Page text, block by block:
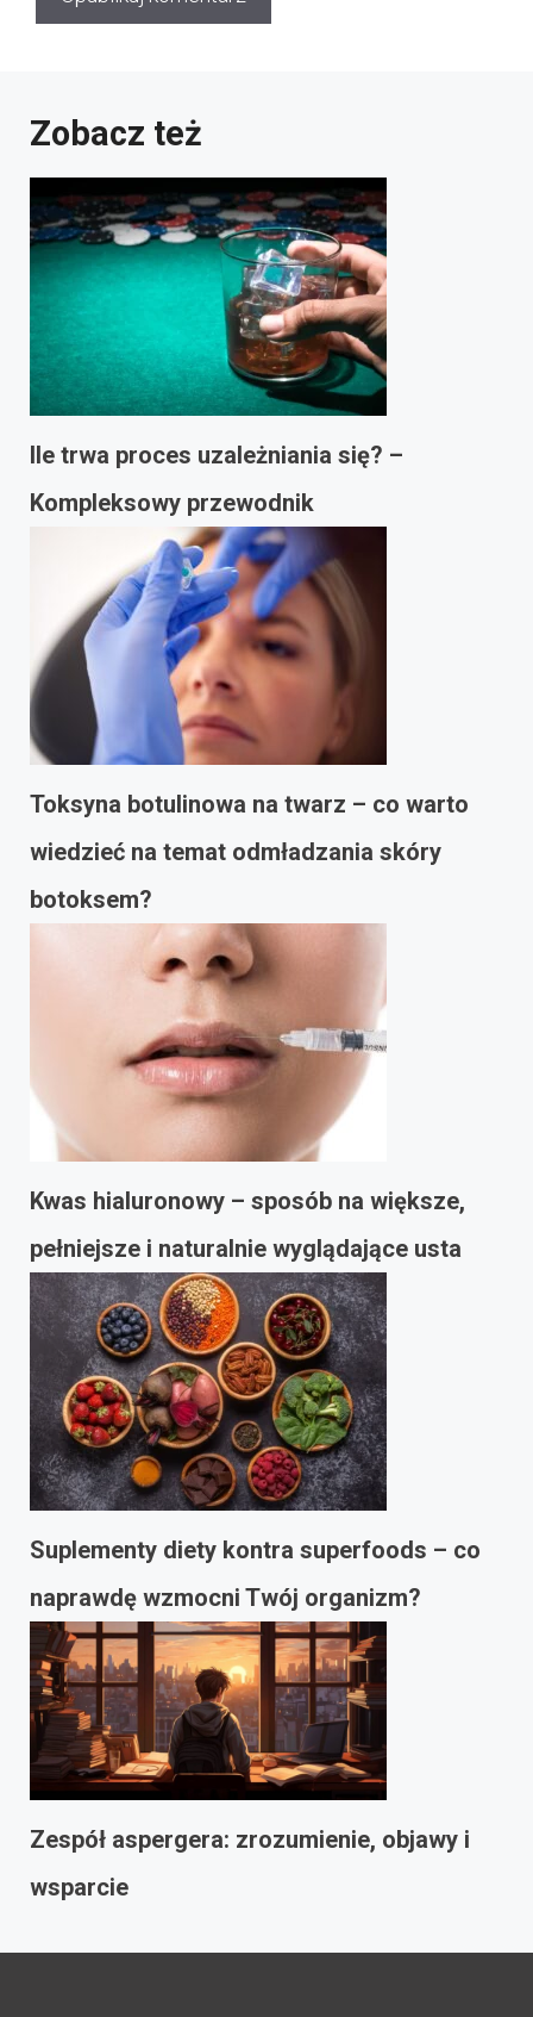
Zobacz też
Ile trwa proces uzależniania się? –
Kompleksowy przewodnik
Toksyna botulinowa na twarz – co warto
wiedzieć na temat odmładzania skóry
botoksem?
Kwas hialuronowy – sposób na większe,
pełniejsze i naturalnie wyglądające usta
Suplementy diety kontra superfoods – co
naprawdę wzmocni Twój organizm?
Zespół aspergera: zrozumienie, objawy i
wsparcie